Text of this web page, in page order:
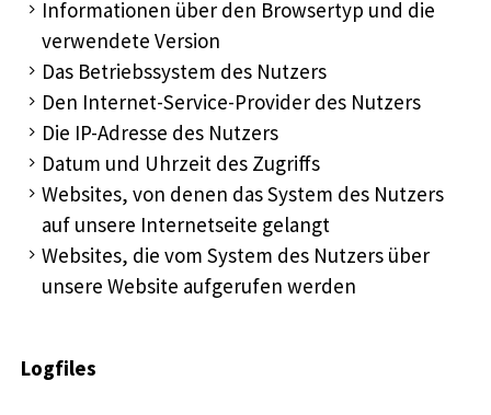
Informationen über den Browsertyp und die
verwendete Version
Das Betriebssystem des Nutzers
Den Internet-Service-Provider des Nutzers
Die IP-Adresse des Nutzers
Datum und Uhrzeit des Zugriffs
Websites, von denen das System des Nutzers
auf unsere Internetseite gelangt
Websites, die vom System des Nutzers über
unsere Website aufgerufen werden
Logfiles